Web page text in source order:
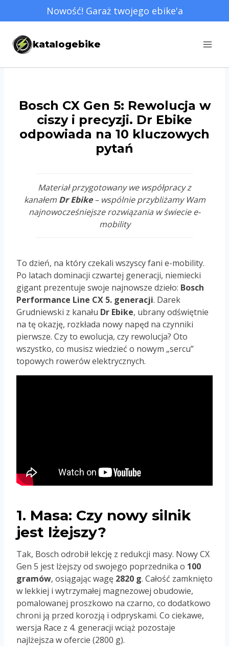
do
treści
Nowość! Garaż twojego ebike'a
katalogebike
Bosch CX Gen 5: Rewolucja w
ciszy i precyzji. Dr Ebike
odpowiada na 10 kluczowych
pytań
Materiał przygotowany we współpracy z
kanałem Dr Ebike– wspólnie przybliżamy Wam
najnowocześniejsze rozwiązania w świecie e-
mobility
To dzień, na który czekali wszyscy fani e-mobility.
Po latach dominacji czwartej generacji, niemiecki
gigant prezentuje swoje najnowsze dzieło: Bosch
Performance Line CX 5. generacji. Darek
Grudniewski z kanału Dr Ebike, ubrany odświętnie
na tę okazję, rozkłada nowy napęd na czynniki
pierwsze. Czy to ewolucja, czy rewolucja? Oto
wszystko, co musisz wiedzieć o nowym „sercu”
topowych rowerów elektrycznych.
1. Masa: Czy nowy silnik
jest lżejszy?
Tak, Bosch odrobił lekcję z redukcji masy. Nowy CX
Gen 5 jest lżejszy od swojego poprzednika o 100
gramów, osiągając wagę 2820 g. Całość zamknięto
w lekkiej i wytrzymałej magnezowej obudowie,
pomalowanej proszkowo na czarno, co dodatkowo
chroni ją przed korozją i odpryskami. Co ciekawe,
wersja Race z 4. generacji wciąż pozostaje
najlżejsza w ofercie (2800 g).